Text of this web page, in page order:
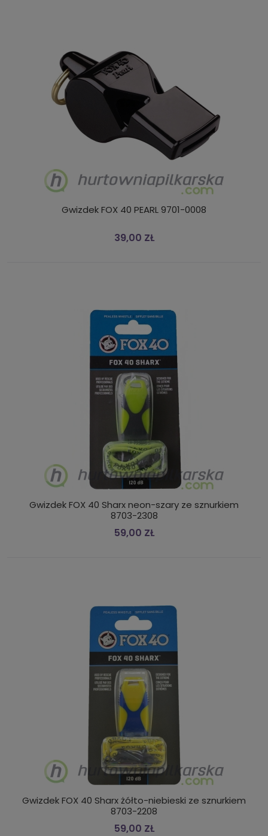
Gwizdek FOX 40 PEARL 9701-0008
39,00 ZŁ
Gwizdek FOX 40 Sharx neon-szary ze sznurkiem
8703-2308
59,00 ZŁ
Gwizdek FOX 40 Sharx żółto-niebieski ze sznurkiem
8703-2208
59,00 ZŁ